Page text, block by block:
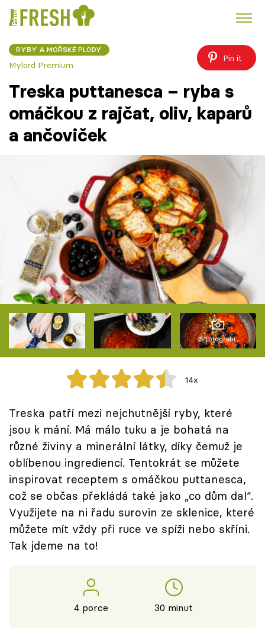
Trendy: Kuře Polévky k večeři Rychlé večeře
Články
TV Program
Škola vaření
Recepty z TV
Speciál: Cuketa
Sledujte prima+
Přihlášení
Sledujte nás
RYBY A MOŘSKÉ PLODY
Mylord Premium
Pin it
Treska puttanesca – ryba s
omáčkou z rajčat, oliv, kaparů
a ančoviček
5 fotografií
14x
Treska patří mezi nejchutnější ryby, které
jsou k mání. Má málo tuku a je bohatá na
různé živiny a minerální látky, díky čemuž je
oblíbenou ingrediencí. Tentokrát se můžete
inspirovat receptem s omáčkou puttanesca,
což se občas překládá také jako „co dům dal“.
Využijete na ni řadu surovin ze sklenice, které
můžete mít vždy při ruce ve spíži nebo skříni.
Tak jdeme na to!
4 porce 30 minut